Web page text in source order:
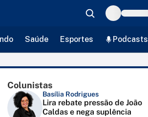
Saúde Esportes Podcasts
Colunistas
Basília Rodrigues
Lira rebate pressão de João
Caldas e nega suplência